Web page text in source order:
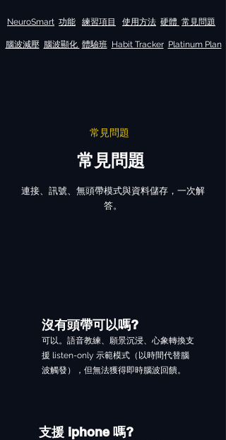
NeuroSmart 功能 練習項目 使用方法 硬體 常見問題
腦波減壓 腦波顯化 體驗班 Habit Tracker Platinum Plan
常見問題
常見問題
連接、訊號、無頭帶模式與資料儲存，一次解
答。
沒有頭帶可以嗎?
可以。語音教練、願景沉浸、心象轉換支
援 listen-only 示範模式（以時間代替腦
波觸發），但無法獲得即時腦波回饋。
支援 iphone 嗎?